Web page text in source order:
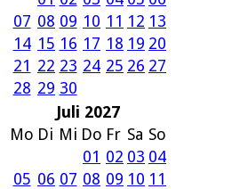
07 08 09 10 11 12 13
14 15 16 17 18 19 20
21 22 23 24 25 26 27
28 29 30
Juli 2027
Mo Di Mi Do Fr Sa So
01 02 03 04
05 06 07 08 09 10 11